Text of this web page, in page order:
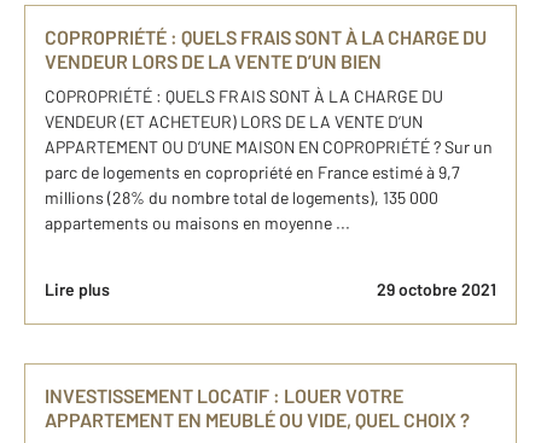
COPROPRIÉTÉ : QUELS FRAIS SONT À LA CHARGE DU
VENDEUR LORS DE LA VENTE D’UN BIEN
COPROPRIÉTÉ : QUELS FRAIS SONT À LA CHARGE DU
VENDEUR (ET ACHETEUR) LORS DE LA VENTE D’UN
APPARTEMENT OU D’UNE MAISON EN COPROPRIÉTÉ ? Sur un
parc de logements en copropriété en France estimé à 9,7
millions (28% du nombre total de logements), 135 000
appartements ou maisons en moyenne ...
Lire plus 29 octobre 2021
INVESTISSEMENT LOCATIF : LOUER VOTRE
APPARTEMENT EN MEUBLÉ OU VIDE, QUEL CHOIX ?